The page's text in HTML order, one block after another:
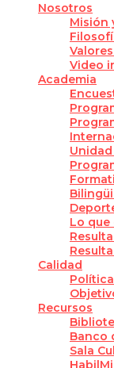
Nosotros
Misión
Video
Academia
Lo que
Calidad
Política
Recursos
Banco
Sala